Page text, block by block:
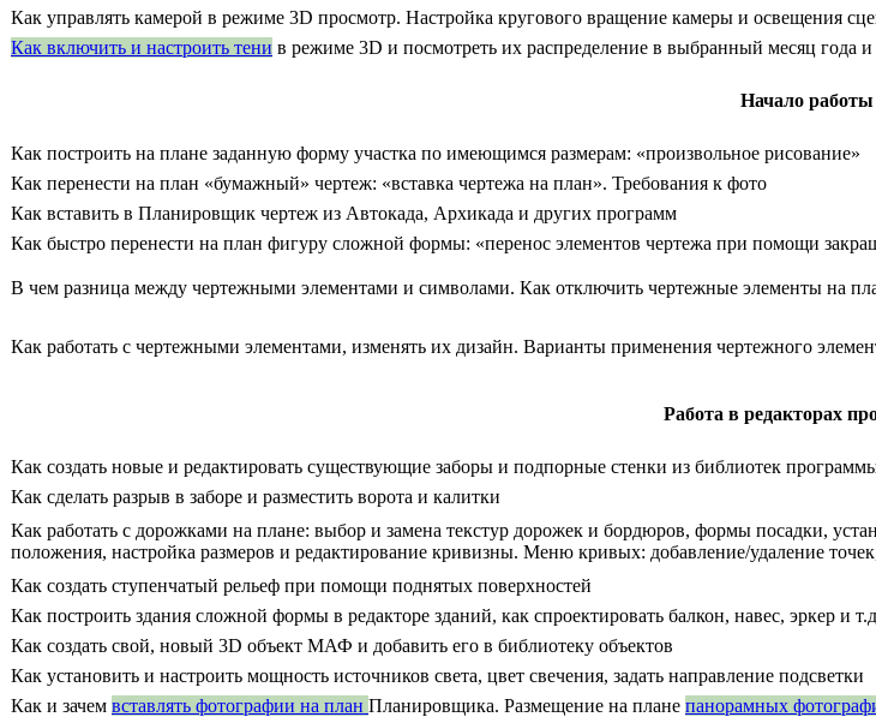
Как управлять камерой в режиме 3D просмотр. Настройка кругового вращение камеры и освещения
Как включить и настроить тени в режиме 3D и посмотреть их распределение в выбранный месяц года и
Начало работы
Как построить на плане заданную форму участка по имеющимся размерам: «произвольное рисование»
Как перенести на план «бумажный» чертеж: «вставка чертежа на план». Требования к фото
Как вставить в Планировщик чертеж из Автокада, Архикада и других программ
Как быстро перенести на план фигуру сложной формы: «перенос элементов чертежа при помощи
В чем разница между чертежными элементами и символами. Как отключить чертежные элементы на
Как работать с чертежными элементами, изменять их дизайн. Варианты применения чертежного
Работа в редакторах
Как создать новые и редактировать существующие заборы и подпорные стенки из библиотек
Как сделать разрыв в заборе и разместить ворота и калитки
Как работать с дорожками на плане: выбор и замена текстур дорожек и бордюров, формы посадки,
положения, настройка размеров и редактирование кривизны. Меню кривых: добавление/удаление
Как создать ступенчатый рельеф при помощи поднятых поверхностей
Как построить здания сложной формы в редакторе зданий, как спроектировать балкон, навес, эркер и
Как создать свой, новый 3D объект МАФ и добавить его в библиотеку объектов
Как установить и настроить мощность источников света, цвет свечения, задать направление подсветки
Как и зачем вставлять фотографии на план Планировщика. Размещение на плане панорамных